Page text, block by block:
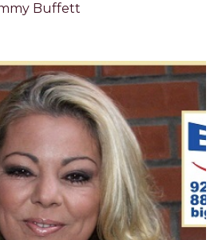
Buffett